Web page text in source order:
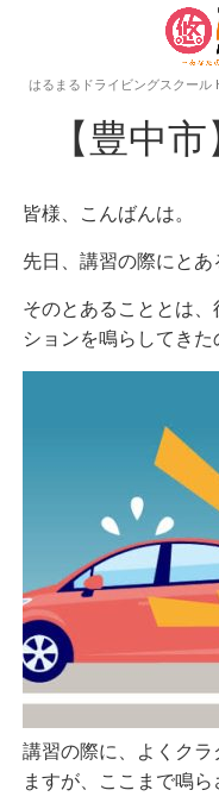
はるまるドライビングスクール
【豊中
皆様、こんばんは。
先日、講習の際にとあ
そのとあることとは
ションを鳴らしてきた
講習の際に、よくク
ますが、ここまで鳴ら